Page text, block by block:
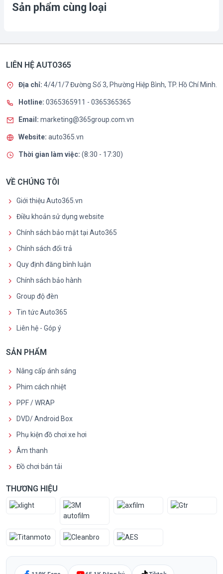
Sản phẩm cùng loại
LIÊN HỆ AUTO365
Địa chỉ: 4/4/1/7 Đường Số 3, Phường Hiệp Bình, TP. Hồ Chí Minh.
Hotline: 0365365911 - 0365365365
Email: marketing@365group.com.vn
Website: auto365.vn
Thời gian làm việc: (8:30 - 17:30)
VỀ CHÚNG TÔI
Giới thiệu Auto365.vn
Điều khoản sử dụng website
Chính sách bảo mật tại Auto365
Chính sách đổi trả
Quy định đăng bình luận
Chính sách bảo hành
Group độ đèn
Tin tức Auto365
Liên hệ - Góp ý
SẢN PHẨM
Nâng cấp ánh sáng
Phim cách nhiệt
PPF / WRAP
DVD/ Android Box
Phụ kiện đồ chơi xe hơi
Âm thanh
Đồ chơi bán tải
THƯƠNG HIỆU